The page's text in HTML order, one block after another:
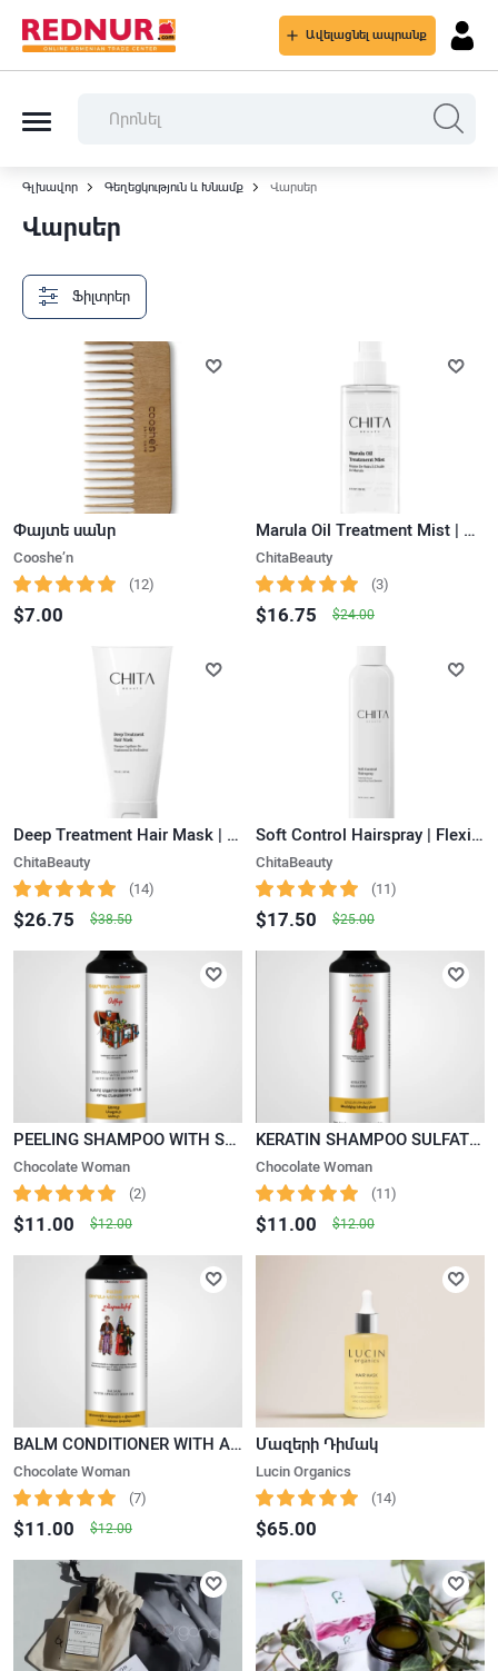
Ավելացնել ապրանք
Գլխավոր Գեղեցկություն և Խնամք Վարսեր
Վարսեր
Ֆիլտրեր
Փայտե սանր
Cooshe’n
(12)
$7.00
Marula Oil Treatment Mist | Reviving
ChitaBeauty
(3)
$16.75 $24.00
Deep Treatment Hair Mask | Strengthening
ChitaBeauty
(14)
$26.75 $38.50
Soft Control Hairspray | Flexible Hold
ChitaBeauty
(11)
$17.50 $25.00
PEELING SHAMPOO WITH SALICYLIC ACID AND CHARCOAL "OZHIT"
Chocolate Woman
(2)
$11.00 $12.00
KERATIN SHAMPOO SULFATE-FREE “BRIDE”
Chocolate Woman
(11)
$11.00 $12.00
BALM CONDITIONER WITH APRICOT KERNEL OIL “FAMILY”
Chocolate Woman
(7)
$11.00 $12.00
Մազերի Դիմակ
Lucin Organics
(14)
$65.00